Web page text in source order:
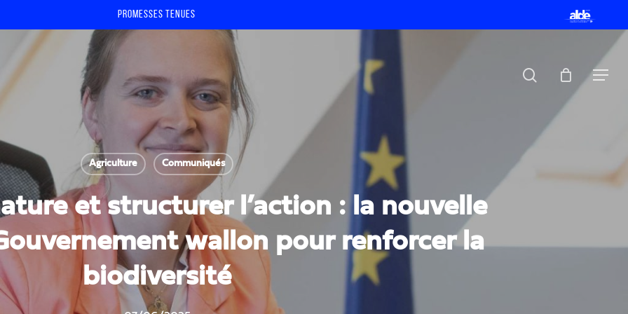
ALDE
Promesses tenues
Menu
search
Agriculture Communiqués
et structurer l’action : la nouvelle
wallon pour renforcer la
biodiversité